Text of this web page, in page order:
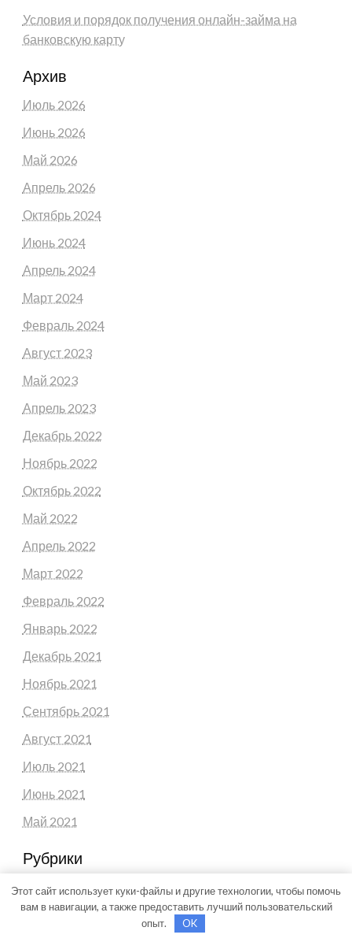
Условия и порядок получения онлайн-займа на
банковскую карту
Архив
Июль 2026
Июнь 2026
Май 2026
Апрель 2026
Октябрь 2024
Июнь 2024
Апрель 2024
Март 2024
Февраль 2024
Август 2023
Май 2023
Апрель 2023
Декабрь 2022
Ноябрь 2022
Октябрь 2022
Май 2022
Апрель 2022
Март 2022
Февраль 2022
Январь 2022
Декабрь 2021
Ноябрь 2021
Сентябрь 2021
Август 2021
Июль 2021
Июнь 2021
Май 2021
Рубрики
Uncategorised
Банки и кредиты
Этот сайт использует куки-файлы и другие технологии, чтобы помочь
вам в навигации, а также предоставить лучший пользовательский
опыт.
OK